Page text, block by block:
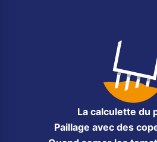
La calculette du
Paillage avec des